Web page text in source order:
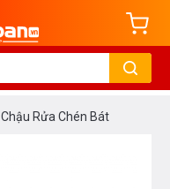
Chậu Rửa Chén Bát